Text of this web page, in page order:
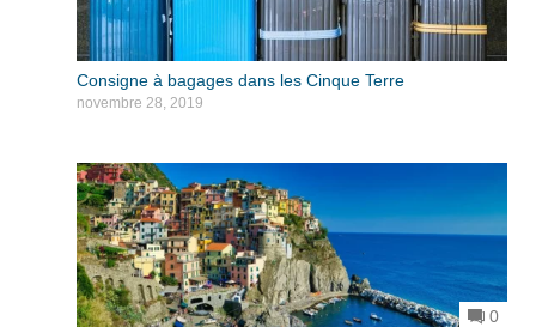
Consigne à bagages dans les Cinque Terre
novembre 28, 2019
0